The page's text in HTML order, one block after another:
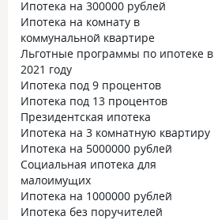
Ипотека на 300000 рублей
Ипотека на комнату в
коммунальной квартире
Льготные программы по ипотеке в
2021 году
Ипотека под 9 процентов
Ипотека под 13 процентов
Президентская ипотека
Ипотека на 3 комнатную квартиру
Ипотека на 5000000 рублей
Социальная ипотека для
малоимущих
Ипотека на 1000000 рублей
Ипотека без поручителей